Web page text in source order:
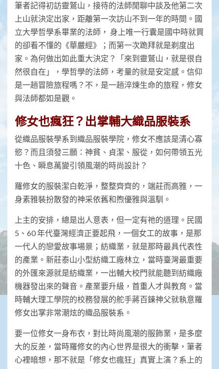
筆者記得初訪靈鷲山，接待的法師閒聊中談及他第二次
上山就決定出家，距離第一次訪山不到一年的時間。國
立大學哲學系畢業的法師， 身上唯一行囊是國中時就買
的卻看不懂的《華嚴經》；而第一次跪拜就是剃度出
家。為何做出如此重大決定？「來到靈鷲山，就是很自
然很自在」，學哲學的法師，考量的就是安定感。信仰
是一趟冒險旅程嗎？不，是一趟淬煉生命的旅程，修女
與法師都如是觀。
修女也瘋狂？出掌輔大織品服裝系
從織品服裝學系到織品服裝學院，修女不應該是清心寡
慾？而且須發三願：神貧、貞潔、服從，如何帶領五光
十色、瞬息萬變引領風潮的時尚設計？
羅修女的服裝潔白乾淨，整整齊齊的，端莊而高雅，一
身素雅裝扮散發的神采依舊和煦優雅與溫馴。
上主的安排，總是出人意表，但一定有祂的道理。民國
5、60 年代臺灣經濟正要起飛，一個女工的故事，是那
一代人的戀愛故事場景；紡織業，就是那時最具代表性
的產業。新莊泰山小型紡織工廠林立，當時臺灣最重要
的外匯來源就是紡織業，一出輔大校門就能聽到紡織廠
機器發出來的聲音。產業要升級，首重人才與教育。當
時輔大理工學院的校務發展的舵手蔣百鍊神父就執意羅
修女出掌非常潮炫的織品服裝系。
要一位修女一身布衣，對比時尚風潮的服飾業，是多麼
大的反差，當時羅修女的內心世界是很大的衝擊，筆者
心裡暗想，那不就是「修女也瘋狂」真實上演？系上的